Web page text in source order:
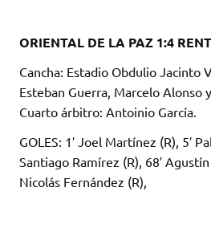
ORIENTAL DE LA PAZ 1:4
Cancha: Estadio Obdulio Jacinto
Esteban Guerra, Marcelo Alonso
Cuarto árbitro: Antoinio García.
GOLES: 1′ Joel Martínez (R), 5′
Santiago Ramírez (R), 68′
Nicolás Fernández (R),